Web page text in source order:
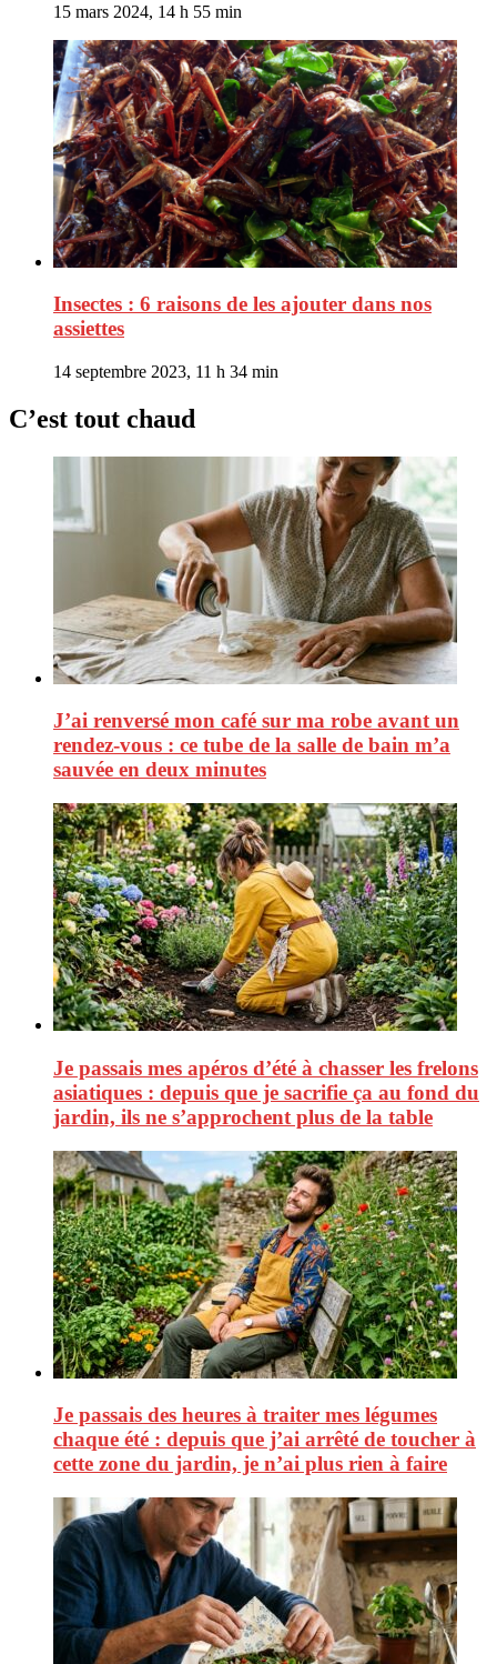
15 mars 2024, 14 h 55 min
Insectes : 6 raisons de les ajouter dans nos
assiettes
14 septembre 2023, 11 h 34 min
C’est tout chaud
J’ai renversé mon café sur ma robe avant un
rendez-vous : ce tube de la salle de bain m’a
sauvée en deux minutes
Je passais mes apéros d’été à chasser les frelons
asiatiques : depuis que je sacrifie ça au fond du
jardin, ils ne s’approchent plus de la table
Je passais des heures à traiter mes légumes
chaque été : depuis que j’ai arrêté de toucher à
cette zone du jardin, je n’ai plus rien à faire